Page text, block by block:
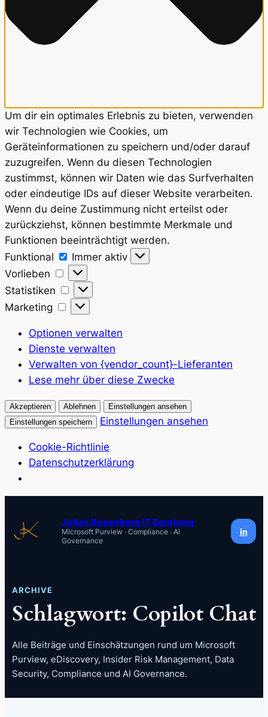
Um dir ein optimales Erlebnis zu bieten, verwenden
wir Technologien wie Cookies, um
Geräteinformationen zu speichern und/oder darauf
zuzugreifen. Wenn du diesen Technologien
zustimmst, können wir Daten wie das Surfverhalten
oder eindeutige IDs auf dieser Website verarbeiten.
Wenn du deine Zustimmung nicht erteilst oder
zurückziehst, können bestimmte Merkmale und
Funktionen beeinträchtigt werden.
Funktional
Funktional
Immer aktiv
Vorlieben
Vorlieben
Statistiken
Statistiken
Marketing
Marketing
Optionen verwalten
Dienste verwalten
Verwalten von {vendor_count}-Lieferanten
Lese mehr über diese Zwecke
Akzeptieren Ablehnen
Einstellungen ansehen
Einstellungen speichern
Einstellungen ansehen
Cookie-Richtlinie
Datenschutzerklärung
springen
Julian Kusenberg IT Beratung
Microsoft Purview · Compliance · AI
Governance
in
ARCHIVE
Schlagwort: Copilot Chat
Alle Beiträge und Einschätzungen rund um Microsoft
Purview, eDiscovery, Insider Risk Management, Data
Security, Compliance und AI Governance.